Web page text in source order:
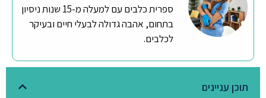
תוכן עניינים
ספרית כלבים עם למעלה מ-15 שנות ניסיון
בתחום, אהבה גדולה לבעלי חיים ובעיקר
לכלבים.